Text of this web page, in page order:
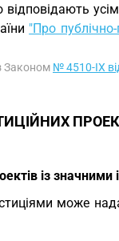
"Про
Законом № 4510-IX
із значними
може